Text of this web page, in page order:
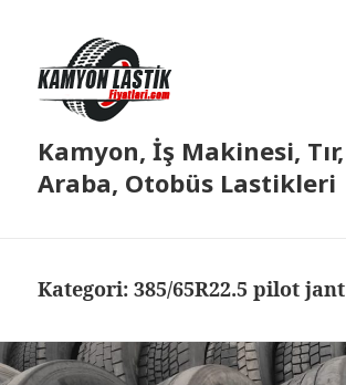
Kamyon, İş Makinesi, Tır,
Araba, Otobüs Lastikleri
Kategori:385/65R22.5 pilot jant